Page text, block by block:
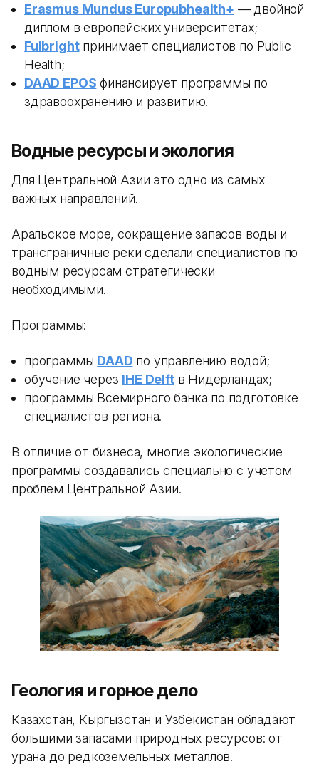
Erasmus Mundus Europubhealth+ — двойной
диплом в европейских университетах;
Fulbrightпринимает специалистов по Public
Health;
DAAD EPOS финансирует программы по
здравоохранению и развитию.
Водные ресурсы и экология
Для Центральной Азии это одно из самых
важных направлений.
Аральское море, сокращение запасов воды и
трансграничные реки сделали специалистов по
водным ресурсам стратегически
необходимыми.
Программы:
программы DAAD по управлению водой;
обучение через IHE Delftв Нидерландах;
программы Всемирного банка по подготовке
специалистов региона.
В отличие от бизнеса, многие экологические
программы создавались специально с учетом
проблем Центральной Азии.
Геология и горное дело
Казахстан, Кыргызстан и Узбекистан обладают
большими запасами природных ресурсов: от
урана до редкоземельных металлов.